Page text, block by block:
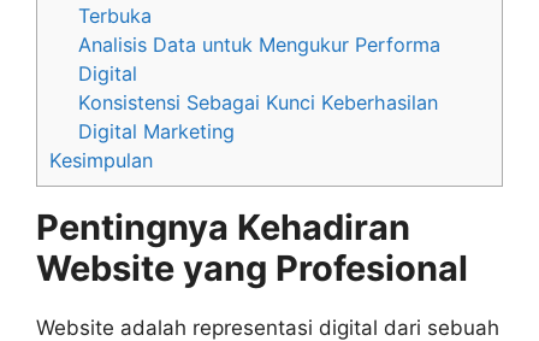
Terbuka
Analisis Data untuk Mengukur Performa
Digital
Konsistensi Sebagai Kunci Keberhasilan
Digital Marketing
Kesimpulan
Pentingnya Kehadiran
Website yang Profesional
Website adalah representasi digital dari sebuah